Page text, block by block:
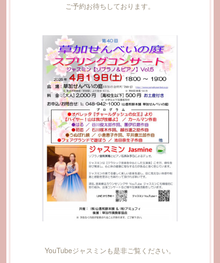
ご予約お待ちしております。
YouTubeジャスミンも是非ご覧ください。